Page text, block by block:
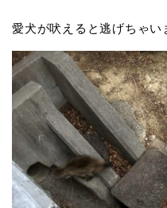
愛犬が吠えると逃げちゃい